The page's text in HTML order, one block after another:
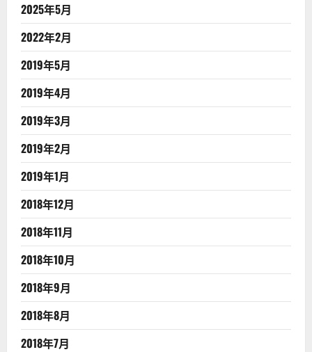
2025年5月
2022年2月
2019年5月
2019年4月
2019年3月
2019年2月
2019年1月
2018年12月
2018年11月
2018年10月
2018年9月
2018年8月
2018年7月